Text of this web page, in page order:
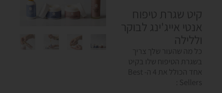
קיט שגרת טיפוח
אנטי אייג'ינג לבוקר
וללילה
כל מה שהעור שלך צריך
בשגרת הטיפוח שלו בקיט
אחד הכולל את 4 ה- Best
Sellers :